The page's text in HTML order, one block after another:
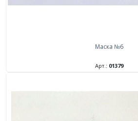
Маска №6
Арт.: 01379